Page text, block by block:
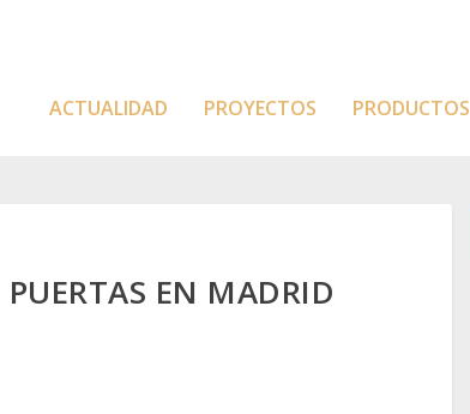
ACTUALIDAD PROYECTOS PRODUCTOS
EN MADRID